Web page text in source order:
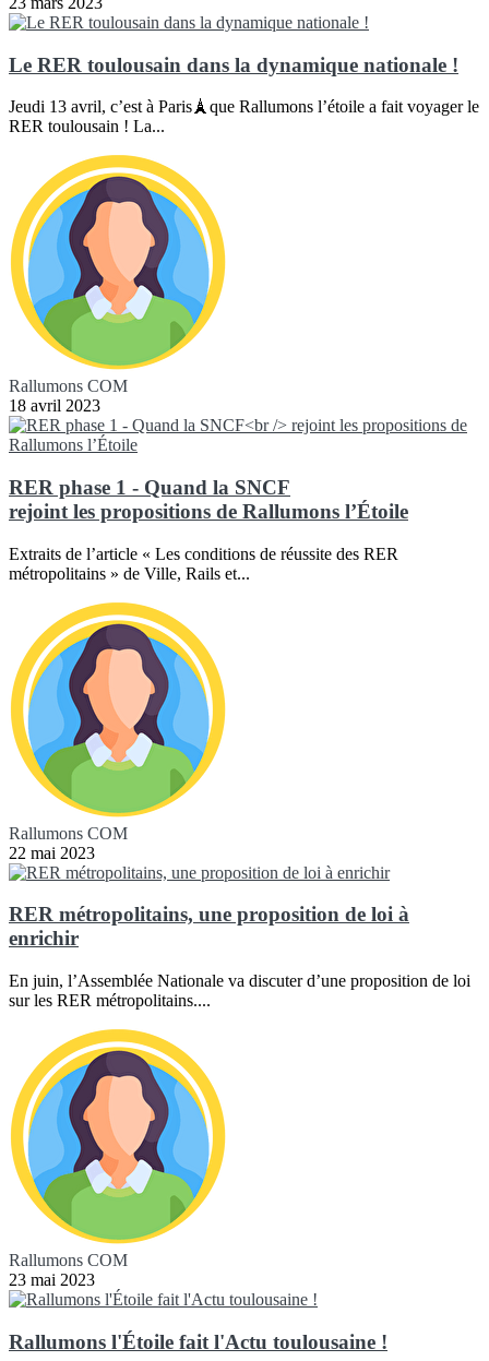
Le RER toulousain dans la dynamique nationale !
Jeudi 13 avril, c’est à Paris🗼que Rallumons l’étoile a fait voyager le
RER toulousain ! La...
Rallumons COM
18 avril 2023
RER phase 1 - Quand la SNCF
rejoint les propositions de Rallumons l’Étoile
Extraits de l’article « Les conditions de réussite des RER
métropolitains » de Ville, Rails et...
Rallumons COM
22 mai 2023
RER métropolitains, une proposition de loi à
enrichir
En juin, l’Assemblée Nationale va discuter d’une proposition de loi
sur les RER métropolitains....
Rallumons COM
23 mai 2023
Rallumons l'Étoile fait l'Actu toulousaine !